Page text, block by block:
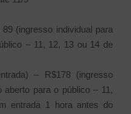
(ingresso individual para
– 11, 12, 13 ou 14 de
– R$178 (ingresso
aberto para o público – 11,
entrada 1 hora antes do